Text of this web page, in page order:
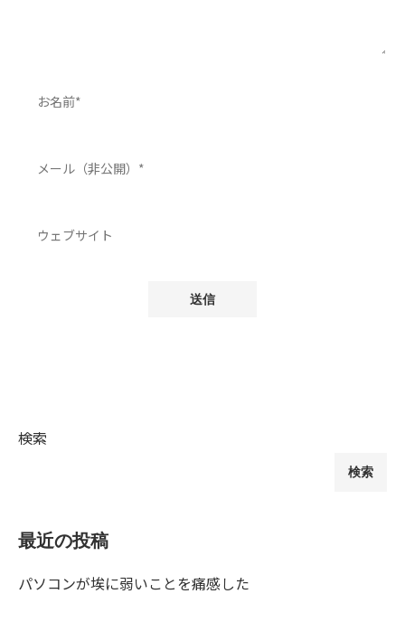
検索
検索
最近の投稿
パソコンが埃に弱いことを痛感した